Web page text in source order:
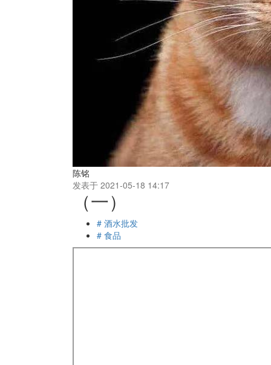
陈铭
发表于 2021-05-18 14:17
（一）
# 酒水批发
# 食品